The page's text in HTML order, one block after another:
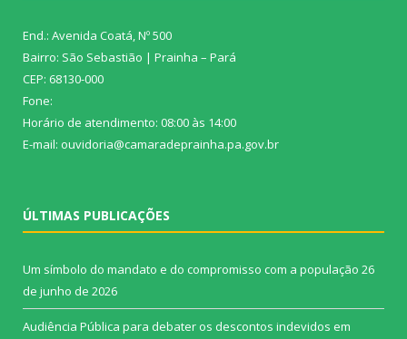
End.: Avenida Coatá, Nº 500
Bairro: São Sebastião | Prainha – Pará
CEP: 68130-000
Fone:
Horário de atendimento: 08:00 às 14:00
E-mail: ouvidoria@camaradeprainha.pa.gov.br
ÚLTIMAS PUBLICAÇÕES
Um símbolo do mandato e do compromisso com a população 26
de junho de 2026
Audiência Pública para debater os descontos indevidos em